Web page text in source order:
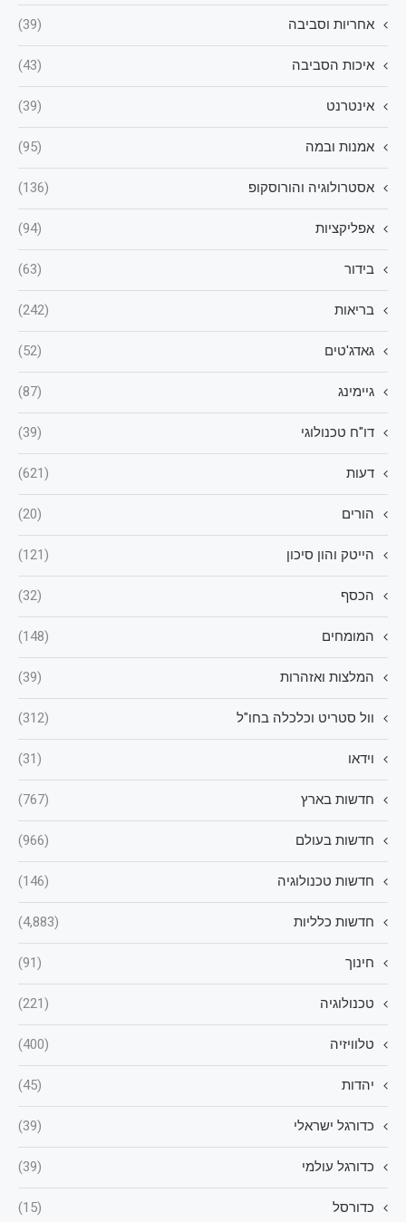
אחריות וסביבה (39)
איכות הסביבה (43)
אינטרנט (39)
אמנות ובמה (95)
אסטרולוגיה והורוסקופ (136)
אפליקציות (94)
בידור (63)
בריאות (242)
גאדג'טים (52)
גיימינג (87)
דו"ח טכנולוגי (39)
דעות (621)
הורים (20)
הייטק והון סיכון (121)
הכסף (32)
המומחים (148)
המלצות ואזהרות (39)
וול סטריט וכלכלה בחו"ל (312)
וידאו (31)
חדשות בארץ (767)
חדשות בעולם (966)
חדשות טכנולוגיה (146)
חדשות כלליות (4,883)
חינוך (91)
טכנולוגיה (221)
טלוויזיה (400)
יהדות (45)
כדורגל ישראלי (39)
כדורגל עולמי (39)
כדורסל (15)